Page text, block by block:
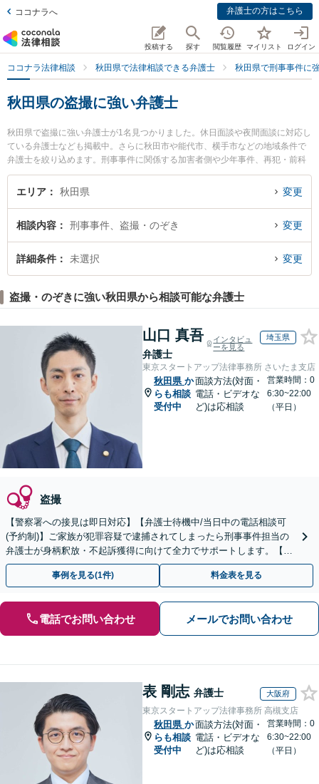
ココナラへ 弁護士の方はこちら
投稿する 探す 閲覧履歴 マイリスト ログイン
ココナラ法律相談 秋田県で法律相談できる弁護士 秋田県で刑事事件に
秋田県の盗撮に強い弁護士
秋田県で盗撮に強い弁護士が1名見つかりました。休日面談や夜間面談に対応し
ている弁護士なども掲載中。さらに秋田市や能代市、横手市などの地域条件で
弁護士を絞り込めます。刑事事件に関係する加害者側や少年事件、再犯・前科
あり等の細かな分野での絞り込み検索もでき便利です。特に田中法律事務所の
田中 伸顕弁護士のプロフィール情報や弁護士費用、強みなどが注目されていま
回相談無料で盗撮を法律相談できる秋田県内の弁護士に相談予約したい』など
でお困りの相談者さんにおすすめです。
エリア 秋田県 変更
相談内容 刑事事件、盗撮・のぞき 変更
詳細条件 未選択 変更
盗撮・のぞきに強い秋田県から相談可能な弁護士
山口 真吾
弁護士
インタビュ
ーを見る
埼玉県
東京スタートアップ法律事務所 さいたま支店
秋田県 か
らも相談
受付中
面談方法(対面・
電話・ビデオな
ど)は応相談
営業時間：0
6:30~22:00
（平日）
盗撮
【警察署への接見は即日対応】【弁護士待機中/当日中の電話相談可
(予約制)】ご家族が犯罪容疑で逮捕されてしまったら刑事事件担当の
弁護士が身柄釈放・不起訴獲得に向けて全力でサポートします。【毎
月100名以上の相談実績】【全国対応】
事例を見る(1件) 料金表を見る
電話でお問い合わせ メールでお問い合わせ
表 剛志 弁護士 大阪府
東京スタートアップ法律事務所 高槻支店
秋田県 か
らも相談
受付中
面談方法(対面・
電話・ビデオな
ど)は応相談
営業時間：0
6:30~22:00
（平日）